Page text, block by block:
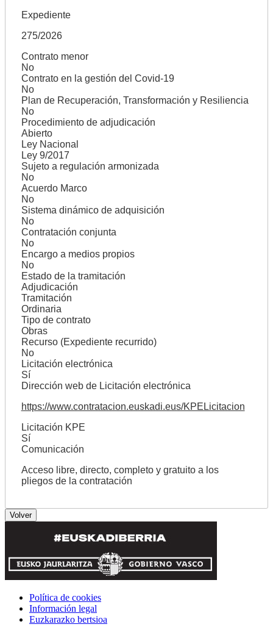
Expediente
275/2026
Contrato menor
No
Contrato en la gestión del Covid-19
No
Plan de Recuperación, Transformación y Resiliencia
No
Procedimiento de adjudicación
Abierto
Ley Nacional
Ley 9/2017
Sujeto a regulación armonizada
No
Acuerdo Marco
No
Sistema dinámico de adquisición
No
Contratación conjunta
No
Encargo a medios propios
No
Estado de la tramitación
Adjudicación
Tramitación
Ordinaria
Tipo de contrato
Obras
Recurso (Expediente recurrido)
No
Licitación electrónica
Sí
Dirección web de Licitación electrónica
https://www.contratacion.euskadi.eus/KPELicitacion
Licitación KPE
Sí
Comunicación
Acceso libre, directo, completo y gratuito a los
pliegos de la contratación
Política de cookies
Información legal
Euzkarazko bertsioa